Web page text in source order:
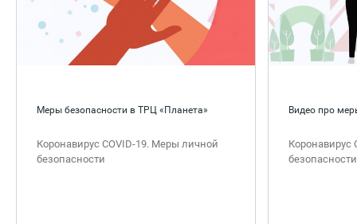
Меры безопасности в ТРЦ «Планета»
Коронавирус COVID-19. Меры личной
безопасности
Видео про
Коронавирус